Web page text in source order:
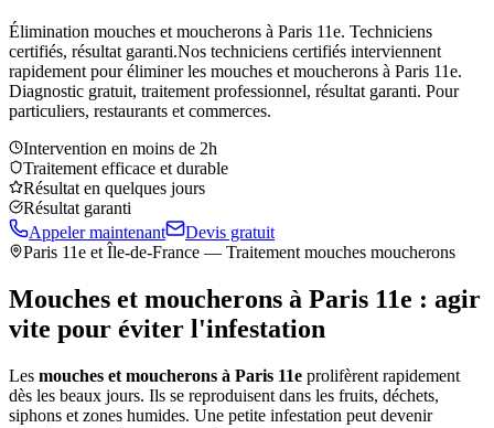
Élimination mouches et moucherons à Paris 11e. Techniciens
certifiés, résultat garanti.Nos techniciens certifiés interviennent
rapidement pour éliminer les mouches et moucherons à Paris 11e.
Diagnostic gratuit, traitement professionnel, résultat garanti. Pour
particuliers, restaurants et commerces.
Intervention en moins de 2h
Traitement efficace et durable
Résultat en quelques jours
Résultat garanti
Appeler maintenant
Devis gratuit
Paris 11e et Île-de-France — Traitement mouches moucherons
Mouches et moucherons à Paris 11e : agir
vite pour éviter l'infestation
Les mouches et moucherons à Paris 11e prolifèrent rapidement
dès les beaux jours. Ils se reproduisent dans les fruits, déchets,
siphons et zones humides. Une petite infestation peut devenir